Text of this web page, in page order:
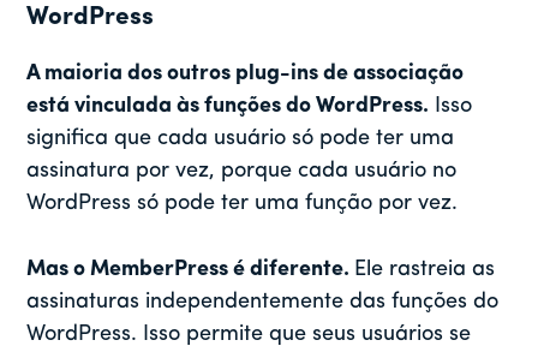
WordPress
A maioria dos outros plug-ins de associação
está vinculada às funções do WordPress. Isso
significa que cada usuário só pode ter uma
assinatura por vez, porque cada usuário no
WordPress só pode ter uma função por vez.
Mas o MemberPress é diferente. Ele rastreia as
assinaturas independentemente das funções do
WordPress. Isso permite que seus usuários se